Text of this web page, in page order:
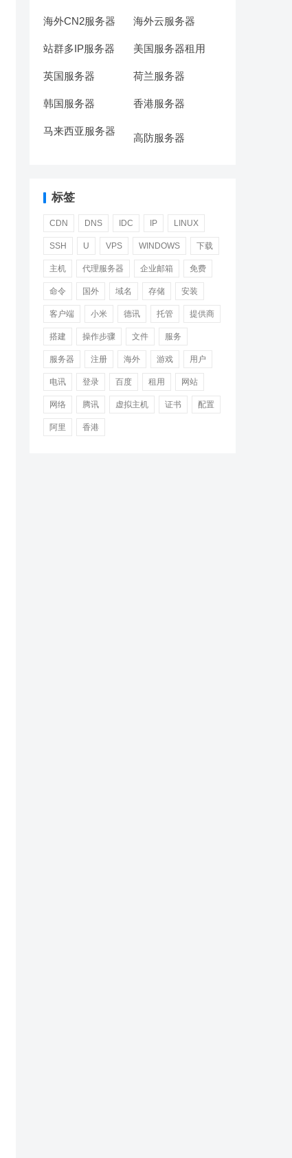
海外CN2服务器 海外云服务器
站群多IP服务器 美国服务器租用
英国服务器 荷兰服务器
韩国服务器 香港服务器
马来西亚服务器
高防服务器
标签
CDN DNS IDC IP LINUX
SSH U VPS WINDOWS 下载
主机 代理服务器 企业邮箱 免费
命令 国外 域名 存储 安装
客户端 小米 德讯 托管 提供商
搭建 操作步骤 文件 服务
服务器 注册 海外 游戏 用户
电讯 登录 百度 租用 网站
网络 腾讯 虚拟主机 证书 配置
阿里 香港